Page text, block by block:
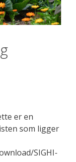
er en
som ligger
SIGHI-